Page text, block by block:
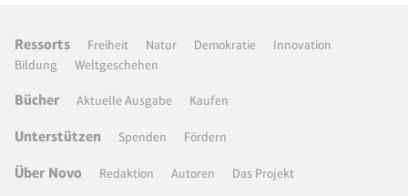
Ressorts Freiheit Natur Demokratie
Innovation
Bildung
Weltgeschehen
Bücher Aktuelle Ausgabe Kaufen
Unterstützen Spenden Fördern
Über Novo Redaktion Autoren Das Projekt